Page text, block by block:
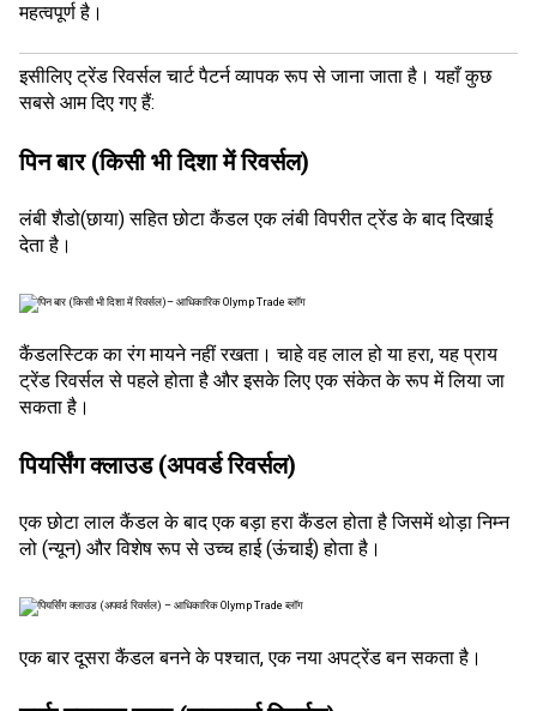
महत्वपूर्ण है।
इसीलिए ट्रेंड रिवर्सल चार्ट पैटर्न व्यापक रूप से जाना जाता है। यहाँ कुछ
सबसे आम दिए गए हैं:
पिन बार (किसी भी दिशा में रिवर्सल)
लंबीशैडो(छाया)सहित छोटा कैंडल एक लंबी विपरीत ट्रेंड के बाद दिखाई
देता है।
कैंडलस्टिक का रंग मायने नहीं रखता। चाहे वह लाल हो या हरा, यह प्राय
ट्रेंड रिवर्सल से पहले होता है और इसके लिए एक संकेत के रूप में लिया जा
सकता है।
पियर्सिंग क्लाउड (अपवर्ड रिवर्सल)
एक छोटा लाल कैंडल के बाद एक बड़ा हरा कैंडल होता है जिसमें थोड़ा निम्न
लो (न्यून) और विशेष रूप से उच्च हाई (ऊंचाई) होता है।
एक बार दूसरा कैंडल बनने के पश्चात, एक नया अपट्रेंड बन सकता है।